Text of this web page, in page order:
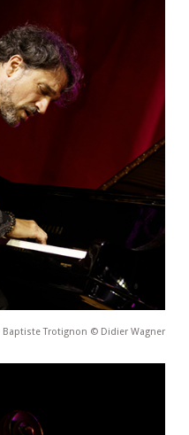
Baptiste Trotignon © Didier Wagner